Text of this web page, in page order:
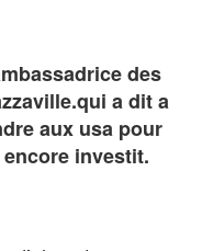
des
a dit a
aux usa pour
investit.